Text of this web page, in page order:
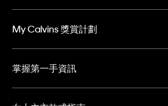
My Calvins 獎賞計劃
掌握第一手資訊